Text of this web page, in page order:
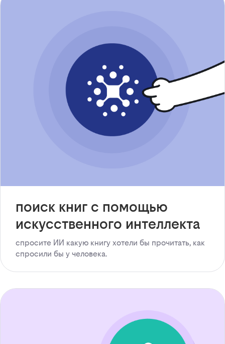
поиск книг с помощью
искусственного интеллекта
спросите ИИ какую книгу хотели бы прочитать, как
спросили бы у человека.